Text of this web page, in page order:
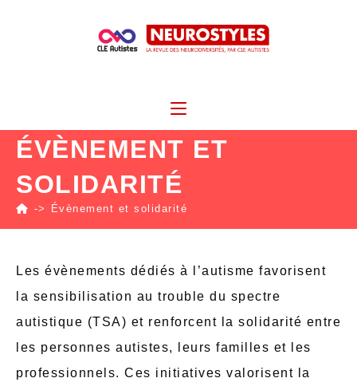
ÉVÈNEMENT ET
SOLIDARITÉ
-> Évènement et solidarité
Les évènements dédiés à l’autisme favorisent
la sensibilisation au trouble du spectre
autistique (TSA) et renforcent la solidarité entre
les personnes autistes, leurs familles et les
professionnels. Ces initiatives valorisent la